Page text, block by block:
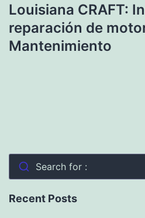
Louisiana CRAFT:
reparación de
Mantenimiento
Search for :
Recent Posts